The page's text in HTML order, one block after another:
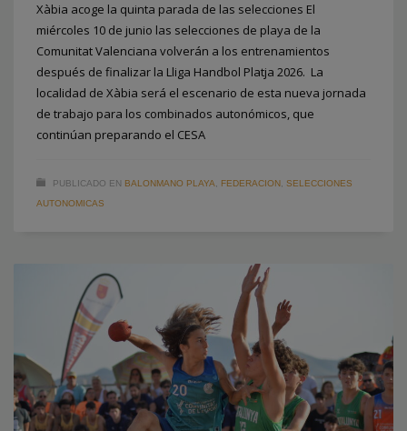
Xàbia acoge la quinta parada de las selecciones El
miércoles 10 de junio las selecciones de playa de la
Comunitat Valenciana volverán a los entrenamientos
después de finalizar la Lliga Handbol Platja 2026. La
localidad de Xàbia será el escenario de esta nueva jornada
de trabajo para los combinados autonómicos, que
continúan preparando el CESA
PUBLICADO EN BALONMANO PLAYA FEDERACION SELECCIONES
AUTONOMICAS